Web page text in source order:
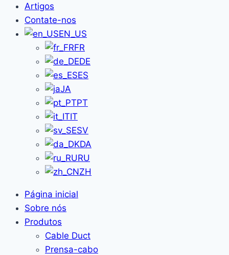
Artigos
Contate-nos
EN_US
FR
DE
ES
JA
PT
IT
SV
DA
RU
ZH
Página inicial
Sobre nós
Produtos
Cable Duct
Prensa-cabo